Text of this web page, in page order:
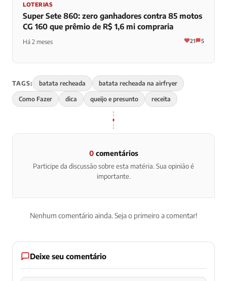
LOTERIAS
Super Sete 860: zero ganhadores contra 85 motos
CG 160 que prêmio de R$ 1,6 mi compraria
Há 2 meses 21 5
TAGS: batata recheada batata recheada na airfryer
Como Fazer dica queijo e presunto receita
0comentários
Participe da discussão sobre esta matéria. Sua opinião é
importante.
Nenhum comentário ainda. Seja o primeiro a comentar!
Deixe seu comentário